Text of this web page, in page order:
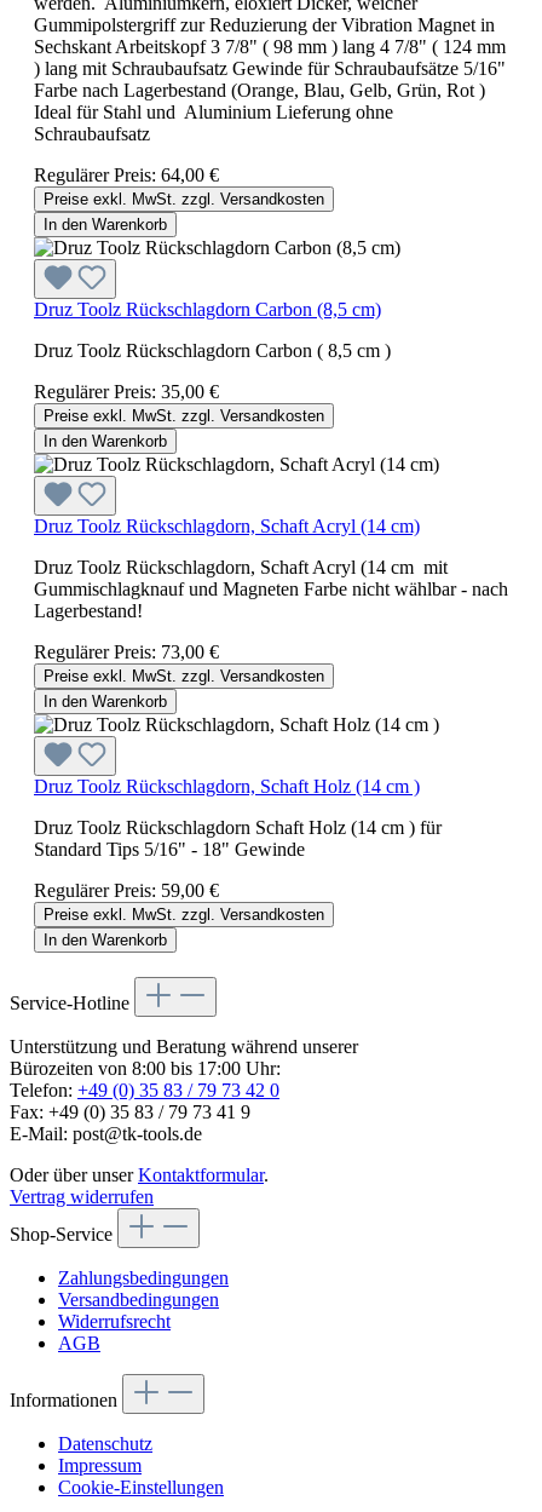
Gummipolstergriff zur Reduzierung der Vibration Magnet in
Sechskant Arbeitskopf 3 7/8" ( 98 mm ) lang 4 7/8" ( 124 mm
) lang mit Schraubaufsatz Gewinde für Schraubaufsätze 5/16"
Farbe nach Lagerbestand (Orange, Blau, Gelb, Grün, Rot )
Ideal für Stahl und Aluminium Lieferung ohne
Schraubaufsatz
Regulärer Preis: 64,00 €
Preise exkl. MwSt. zzgl. Versandkosten
In den Warenkorb
Druz Toolz Rückschlagdorn Carbon (8,5 cm)
Druz Toolz Rückschlagdorn Carbon ( 8,5 cm )
Regulärer Preis: 35,00 €
Preise exkl. MwSt. zzgl. Versandkosten
In den Warenkorb
Druz Toolz Rückschlagdorn, Schaft Acryl (14 cm)
Druz Toolz Rückschlagdorn, Schaft Acryl (14 cm mit
Gummischlagknauf und Magneten Farbe nicht wählbar - nach
Lagerbestand!
Regulärer Preis: 73,00 €
Preise exkl. MwSt. zzgl. Versandkosten
In den Warenkorb
Druz Toolz Rückschlagdorn, Schaft Holz (14 cm )
Druz Toolz Rückschlagdorn Schaft Holz (14 cm ) für
Standard Tips 5/16" - 18" Gewinde
Regulärer Preis: 59,00 €
Preise exkl. MwSt. zzgl. Versandkosten
In den Warenkorb
Service-Hotline
Unterstützung und Beratung während unserer
Bürozeiten von 8:00 bis 17:00 Uhr:
Telefon: +49 (0) 35 83 / 79 73 42 0
Fax: +49 (0) 35 83 / 79 73 41 9
E-Mail: post@tk-tools.de
Oder über unserKontaktformular.
Vertrag widerrufen
Shop-Service
Zahlungsbedingungen
Versandbedingungen
Widerrufsrecht
AGB
Informationen
Datenschutz
Impressum
Cookie-Einstellungen